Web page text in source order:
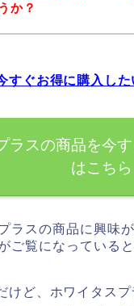
か？
すぐお得に購入した
ラスの商品を今
はこちら
ラスの商品に興味
ご覧になっていると
けど、ホワイタス